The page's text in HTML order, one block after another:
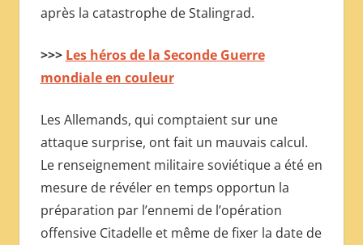
après la catastrophe de Stalingrad.
>>> Les héros de la Seconde Guerre
mondiale en couleur
Les Allemands, qui comptaient sur une
attaque surprise, ont fait un mauvais calcul.
Le renseignement militaire soviétique a été en
mesure de révéler en temps opportun la
préparation par l’ennemi de l’opération
offensive Citadelle et même de fixer la date de